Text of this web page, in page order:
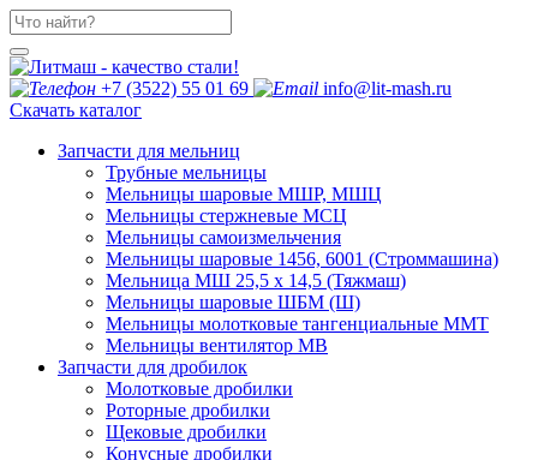
+7 (3522) 55 01 69
info@lit-mash.ru
Скачать каталог
Запчасти для мельниц
Трубные мельницы
Мельницы шаровые МШР, МШЦ
Мельницы стержневые МСЦ
Мельницы самоизмельчения
Мельницы шаровые 1456, 6001 (Строммашина)
Мельница МШ 25,5 х 14,5 (Тяжмаш)
Мельницы шаровые ШБМ (Ш)
Мельницы молотковые тангенциальные ММТ
Мельницы вентилятор МВ
Запчасти для дробилок
Молотковые дробилки
Роторные дробилки
Щековые дробилки
Конусные дробилки